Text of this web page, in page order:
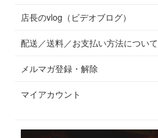
店長のvlog（ビデオブログ）
配送／送料／お支払い方法について
メルマガ登録・解除
マイアカウント